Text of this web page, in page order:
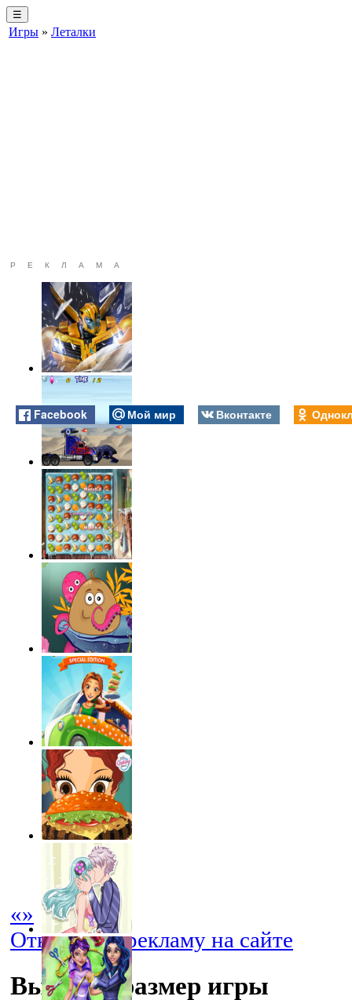
☰
Игры » Леталки
РЕКЛАМА
Facebook Мой мир Вконтакте
«»
Отключить рекламу на сайте
Выбрать размер игры